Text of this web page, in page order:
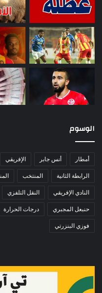
الوسوم
أمطار أنس جابر الإفريقي
الرابطة الثانية المنتخب
النادي الإفريقي النقل التلفزي
حنبعل المجبري درجات الحرارة
فوزي البنزرتي